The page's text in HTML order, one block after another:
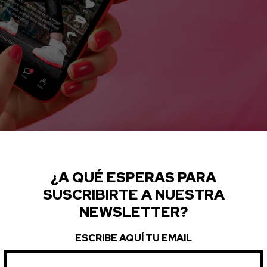
DIGITAL
elegir entre varias vías, pues existen diferentes
como artista o sello en las plataformas de
¿A QUÉ ESPERAS PARA
SUSCRIBIRTE A NUESTRA
NEWSLETTER?
ESCRIBE AQUÍ TU EMAIL